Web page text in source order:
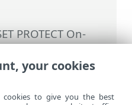
PROTECT On-
unter Windows
your cookies
to give you the best